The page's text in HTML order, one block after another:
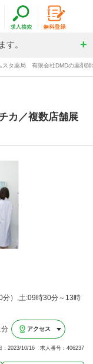
す。
スタ薬局 有限会社DMDの薬剤師
カ／複数店舗展
分）,土:09時30分～13時
アクセス
：2023/10/16 求人番号：406237